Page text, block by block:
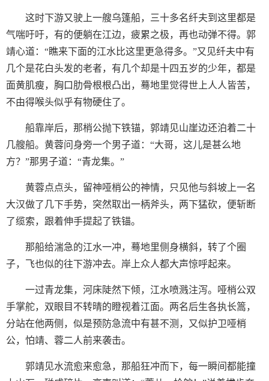
这时下游又驶上一艘乌篷船，三十多名纤夫到这里都是
气喘吁吁，有的便躺在江边，疲累之极，再也动弹不得。郭
靖心道：“瞧来下面的江水比这里更急得多。”又见纤夫中有
几个是花白头发的老者，有几个却是十四五岁的少年，都是
面黄肌瘦，胸口肋骨根根凸出，蓦地里觉得世上人人皆苦，
不由得喉头似乎有物硬住了。
船靠岸后，那梢公抛下铁锚，郭靖见山崖边还泊着二十
几艘船。黄蓉问身旁一个男子道：“大哥，这儿是甚么地
方？”那男子道：“青龙集。”
黄蓉点点头，留神哑梢公的神情，只见他与斜坡上一名
大汉做了几下手势，突然取出一柄斧头，两下猛砍，便斩断
了缆索，跟着伸手提起了铁锚。
那船给湍急的江水一冲，蓦地里侧身横斜，转了个圈
子，飞也似的往下游冲去。岸上众人都大声惊呼起来。
一过青龙集，河床陡然下倾，江水喷溅注泻。哑梢公双
手掌舵，双眼目不转晴的瞪视着江面。两名后生各执长篙，
分站在他两侧，似是预防急流中有甚不测，又似护卫哑梢
公，怕靖、蓉二人前来袭击。
郭靖见水流愈来愈急，那船狂冲而下，每一瞬间都能撞